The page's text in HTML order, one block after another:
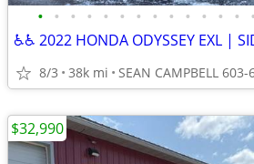
• • • • • • • • • • • • • •
8/3 38k mi SEAN CAMPBELL
$32,990